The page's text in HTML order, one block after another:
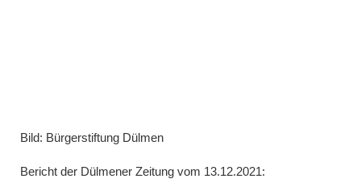
Bild: Bürgerstiftung Dülmen
Bericht der Dülmener Zeitung vom 13.12.2021: